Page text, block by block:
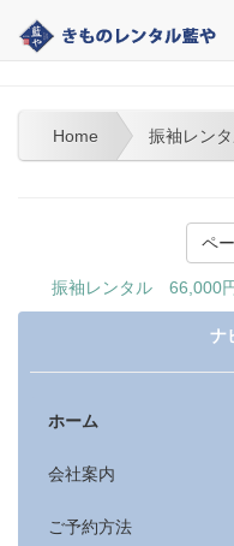
大分 | きものレ
Home 振袖レン
振袖レンタル 66,000
ナ
ホーム
会社案内
ご予約方法